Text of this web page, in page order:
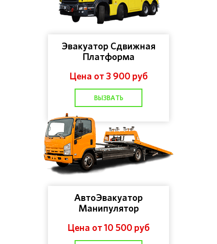
Эвакуатор Сдвижная
Платформа
Цена от 3 900 руб
ВЫЗВАТЬ
АвтоЭвакуатор
Манипулятор
Цена от 10 500 руб